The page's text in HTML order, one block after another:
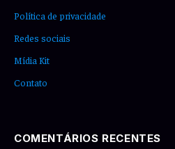
Política de privacidade
Redes sociais
Mídia Kit
Contato
COMENTÁRIOS RECENTES